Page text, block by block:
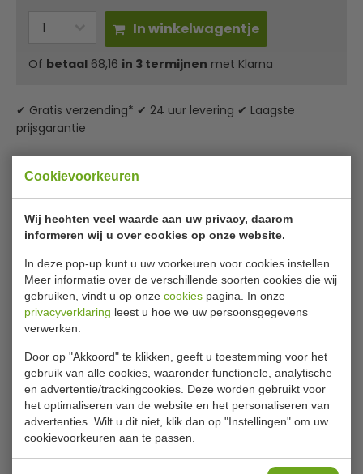
Cookievoorkeuren
Wij hechten veel waarde aan uw privacy, daarom
informeren wij u over cookies op onze website.
In deze pop-up kunt u uw voorkeuren voor cookies instellen.
Meer informatie over de verschillende soorten cookies die wij
gebruiken, vindt u op onze cookies pagina. In onze
privacyverklaring leest u hoe we uw persoonsgegevens
verwerken.
Door op "Akkoord" te klikken, geeft u toestemming voor het
gebruik van alle cookies, waaronder functionele, analytische
en advertentie/trackingcookies. Deze worden gebruikt voor
het optimaliseren van de website en het personaliseren van
advertenties. Wilt u dit niet, klik dan op "Instellingen" om uw
cookievoorkeuren aan te passen.
In winkelwagentje
Of betaal 68,16 in 3 termijnen met Klarna
✔ Gratis verzending* ✔ 24 uur levering ✔ Laagste
prijsgarantie
Bolero vierkante groene parasol 2,5
meter
Maak optimaal gebruik van uw buitenruimtes met deze
stofdikte van 245g/m2 beschermt uw gasten tegen zon
en regen, zodat ze in alle comfort een terrasje kunnen
pikken.
stijlvolle, luxe uitstraling. Dankzij het eenvoudige
katrolsysteem is de parasol zeer eenvoudig op te zetten
en in te klappen.
Let op:parasolvoet afzonderlijk verkrijgbaar.
245g/m2 polyester doek - zeer goede zonwering
Lees meer
Bijlages
Specificatieblad